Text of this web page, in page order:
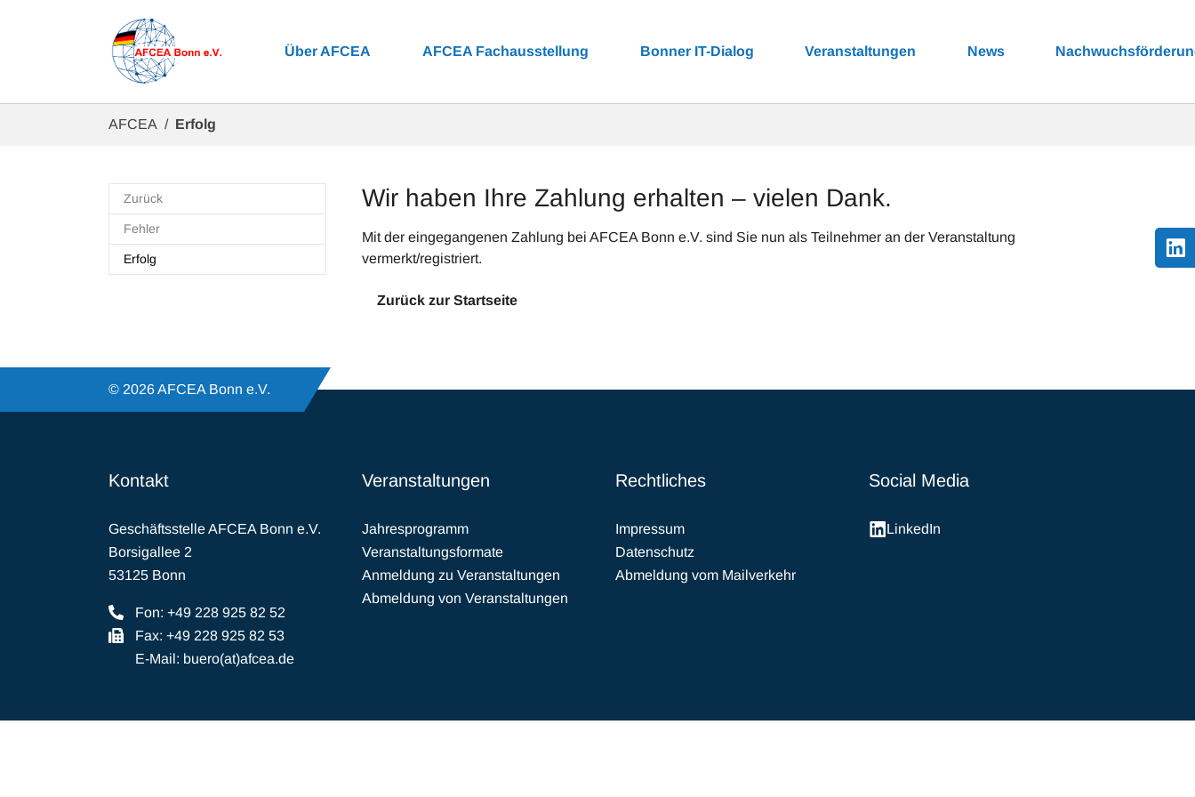
Über AFCEA AFCEA Fachausstellung Bonner IT-Dialog Veranstaltungen News
AFCEA Erfolg
Zurück
Fehler
Erfolg
Wir haben Ihre Zahlung erhalten – vielen Dank.
Mit der eingegangenen Zahlung bei AFCEA Bonn e.V. sind Sie nun als Teilnehmer an der Veranstaltung
vermerkt/registriert.
Zurück zur Startseite
© 2026 AFCEA Bonn e.V.
Kontakt
Geschäftsstelle AFCEA Bonn e.V.
Borsigallee 2
53125 Bonn
Fon: +49 228 925 82 52
Fax: +49 228 925 82 53
E-Mail: buero(at)afcea.de
Veranstaltungen
Jahresprogramm
Veranstaltungsformate
Anmeldung zu Veranstaltungen
Abmeldung von Veranstaltungen
Rechtliches
Impressum
Datenschutz
Abmeldung vom Mailverkehr
Social Media
LinkedIn